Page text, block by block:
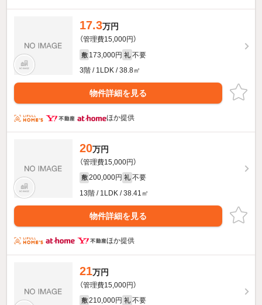
17.3万円
（管理費15,000円）
敷 173,000円 礼 不要
3階 / 1LDK / 38.8㎡
物件詳細を見る
ほか提供
20万円
（管理費15,000円）
敷 200,000円 礼 不要
13階 / 1LDK / 38.41㎡
物件詳細を見る
ほか提供
21万円
（管理費15,000円）
敷 210,000円 礼 不要